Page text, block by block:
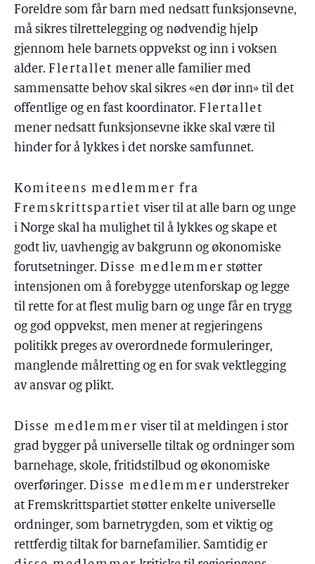
Foreldre som får barn med nedsatt funksjonsevne,
må sikres tilrettelegging og nødvendig hjelp
gjennom hele barnets oppvekst og inn i voksen
alder. Flertallet mener alle familier med
sammensatte behov skal sikres «en dør inn» til det
offentlige og en fast koordinator. Flertallet
mener nedsatt funksjonsevne ikke skal være til
hinder for å lykkes i det norske samfunnet.
Komiteens medlemmer fra
Fremskrittspartiet viser til at alle barn og unge
i Norge skal ha mulighet til å lykkes og skape et
godt liv, uavhengig av bakgrunn og økonomiske
forutsetninger. Disse medlemmer støtter
intensjonen om å forebygge utenforskap og legge
til rette for at flest mulig barn og unge får en trygg
og god oppvekst, men mener at regjeringens
politikk preges av overordnede formuleringer,
manglende målretting og en for svak vektlegging
av ansvar og plikt.
Disse medlemmer viser til at meldingen i stor
grad bygger på universelle tiltak og ordninger som
barnehage, skole, fritidstilbud og økonomiske
overføringer. Disse medlemmer understreker
at Fremskrittspartiet støtter enkelte universelle
ordninger, som barnetrygden, som et viktig og
rettferdig tiltak for barnefamilier. Samtidig er